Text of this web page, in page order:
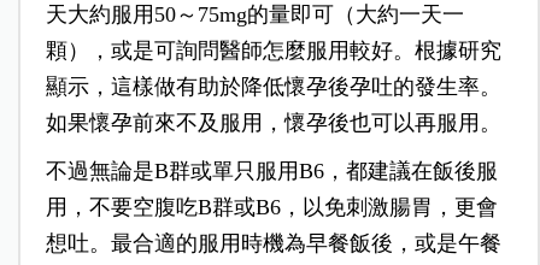
天大約服用50～75mg的量即可（大約一天一
顆），或是可詢問醫師怎麼服用較好。根據研究
顯示，這樣做有助於降低懷孕後孕吐的發生率。
如果懷孕前來不及服用，懷孕後也可以再服用。
不過無論是B群或單只服用B6，都建議在飯後服
用，不要空腹吃B群或B6，以免刺激腸胃，更會
想吐。最合適的服用時機為早餐飯後，或是午餐